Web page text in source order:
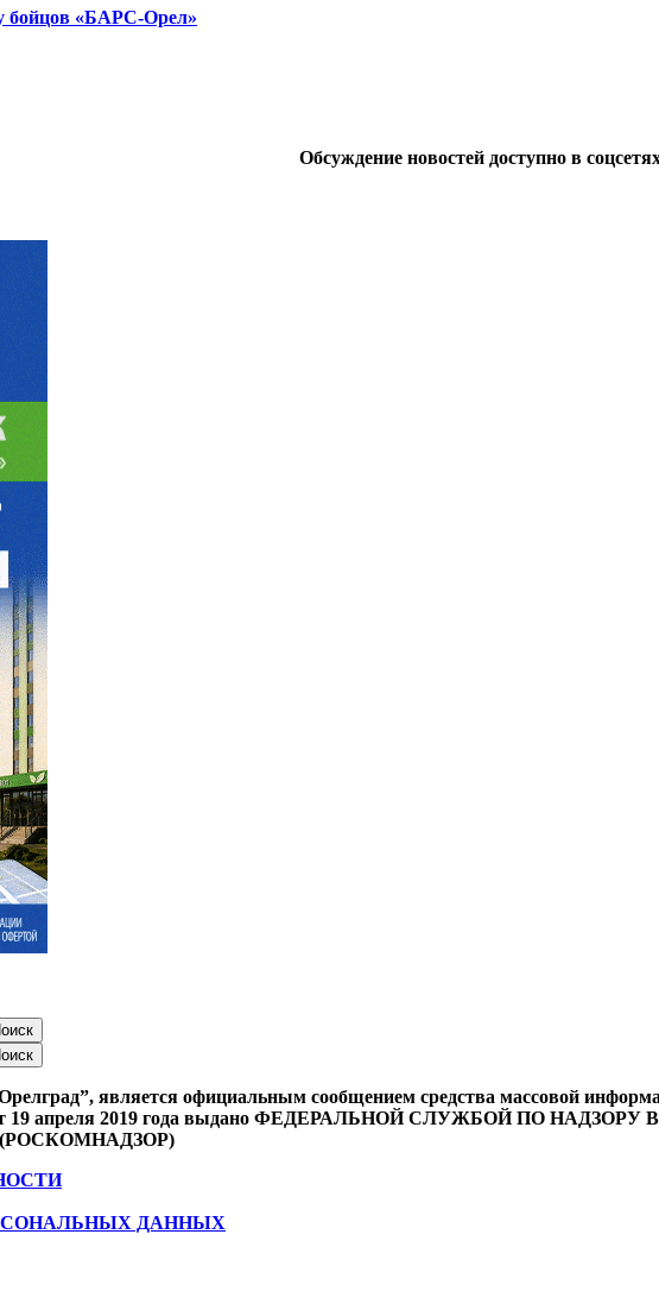
бойцов «БАРС-Орел»
Обсуждение новостей доступно в
является официальным сообщением средства массовой
от 19 апреля 2019 года выдано ФЕДЕРАЛЬНОЙ СЛУЖБОЙ ПО
ДАННЫХ